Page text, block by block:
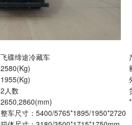
飞碟缔途冷藏车
2580(Kg)
1955(Kg)
2人数
2650,2860(mm)
整车尺寸：5400/5765*1895/1950*2720